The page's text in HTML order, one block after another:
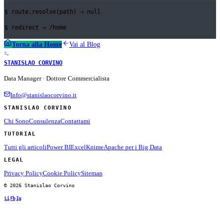
$ route.resolve(path) → null
$ redirect → /home
Torna alla Home Vai al Blog
STANISLAO CORVINO
Data Manager · Dottore Commercialista
Info@stanislaocorvino.it
STANISLAO CORVINO
Chi SonoConsulenzaContattami
TUTORIAL
Tutti gli articoliPower BIExcelKnimeApache per i Big Data
LEGAL
Privacy PolicyCookie PolicySitemap
© 2026 Stanislao Corvino
Li Fb Ig